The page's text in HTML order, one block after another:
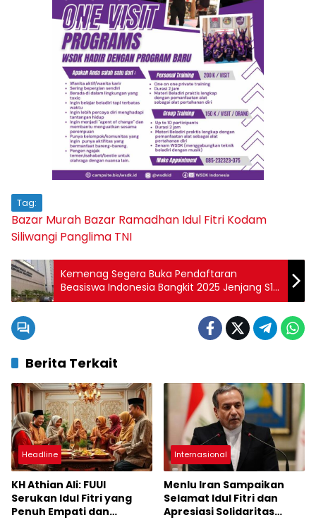
Tag:
Bazar Murah Bazar Ramadhan Idul Fitri Kodam
Siliwangi Panglima TNI
Kemenag Segera Buka Pendaftaran
Beasiswa Indonesia Bangkit 2025 Jenjang S1
S2 S3, Ini Syaratnya
Berita Terkait
Headline
KH Athian Ali: FUUI
Serukan Idul Fitri yang
Penuh Empati dan
Internasional
Menlu Iran Sampaikan
Selamat Idul Fitri dan
Apresiasi Solidaritas